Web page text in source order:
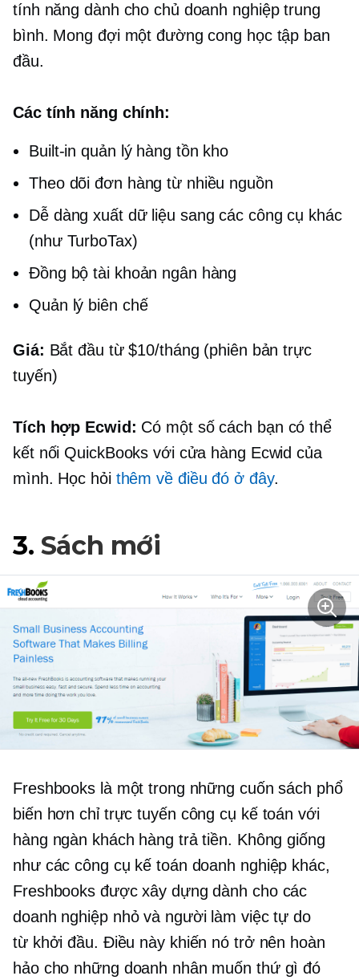
tính năng dành cho chủ doanh nghiệp trung
bình. Mong đợi một đường cong học tập ban
đầu.
Các tính năng chính:
Built-in quản lý hàng tồn kho
Theo dõi đơn hàng từ nhiều nguồn
Dễ dàng xuất dữ liệu sang các công cụ khác
(như TurboTax)
Đồng bộ tài khoản ngân hàng
Quản lý biên chế
Giá: Bắt đầu từ $10/tháng (phiên bản trực
tuyến)
Tích hợp Ecwid: Có một số cách bạn có thể
kết nối QuickBooks với cửa hàng Ecwid của
mình. Học hỏi thêm về điều đó ở đây.
3. Sách mới
Freshbooks là một trong những cuốn sách phổ
biến hơnchỉ trực tuyến công cụ kế toán với
hàng ngàn khách hàng trả tiền. Không giống
như các công cụ kế toán doanh nghiệp khác,
Freshbooks được xây dựng dành cho các
doanh nghiệp nhỏ và người làm việc tự do
từ khởi đầu. Điều này khiến nó trở nên hoàn
hảo cho những doanh nhân muốn thứ gì đó